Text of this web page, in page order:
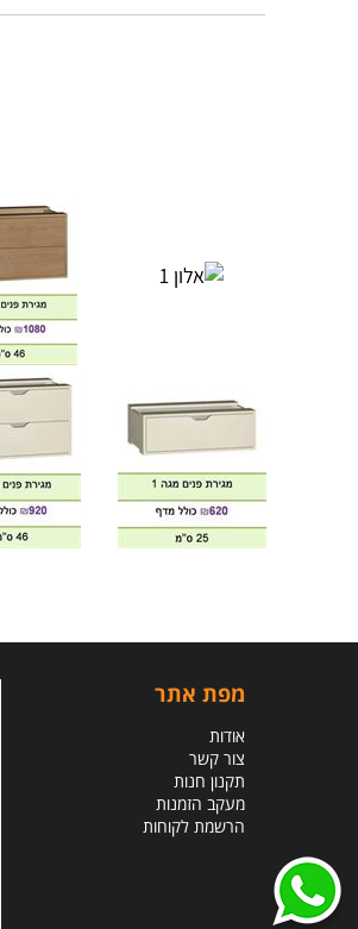
מפת אתר
אודות
צור קשר
תקנון חנות
מעקב הזמנות
הרשמת לקוחות